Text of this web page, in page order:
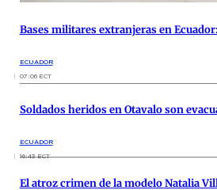
Bases militares extranjeras en
ECUADOR
07:06 ECT
Soldados heridos en Otavalo son
ECUADOR
16:43 ECT
El atroz crimen de la modelo Natalia